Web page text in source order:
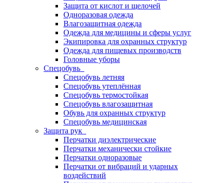
Защита от кислот и щелочей
Одноразовая одежда
Влагозащитная одежда
Одежда для медицины и сферы услуг
Экипировка для охранных структур
Одежда для пищевых производств
Головные уборы
Спецобувь
Спецобувь летняя
Спецобувь утеплённая
Спецобувь термостойкая
Спецобувь влагозащитная
Обувь для охранных структур
Спецобувь медицинская
Защита рук
Перчатки диэлектрические
Перчатки механически стойкие
Перчатки одноразовые
Перчатки от вибраций и ударных
воздействий